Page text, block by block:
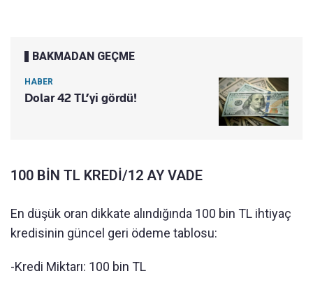
BAKMADAN GEÇME
HABER
Dolar 42 TL’yi gördü!
100 BİN TL KREDİ/12 AY VADE
En düşük oran dikkate alındığında 100 bin TL ihtiyaç
kredisinin güncel geri ödeme tablosu:
-Kredi Miktarı: 100 bin TL